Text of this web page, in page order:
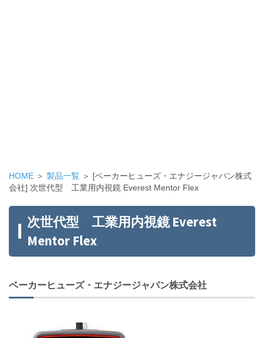
HOME ＞ 製品一覧 ＞ [ベーカーヒューズ・エナジージャパン株式
会社] 次世代型 工業用内視鏡 Everest Mentor Flex
次世代型 工業用内視鏡 Everest
Mentor Flex
ベーカーヒューズ・エナジージャパン株式会社